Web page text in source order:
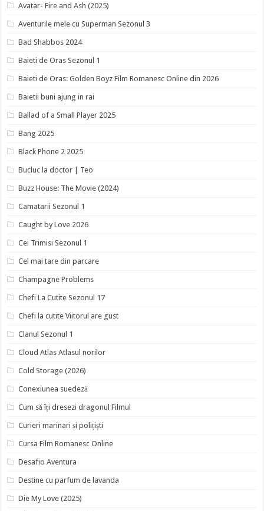
Avatar- Fire and Ash (2025)
Aventurile mele cu Superman Sezonul 3
Bad Shabbos 2024
Baieti de Oras Sezonul 1
Baieti de Oras: Golden Boyz Film Romanesc Online din 2026
Baietii buni ajung in rai
Ballad of a Small Player 2025
Bang 2025
Black Phone 2 2025
Bucluc la doctor | Teo
Buzz House: The Movie (2024)
Camatarii Sezonul 1
Caught by Love 2026
Cei Trimisi Sezonul 1
Cel mai tare din parcare
Champagne Problems
Chefi La Cutite Sezonul 17
Chefi la cutite Viitorul are gust
Clanul Sezonul 1
Cloud Atlas Atlasul norilor
Cold Storage (2026)
Conexiunea suedeză
Cum să îți dresezi dragonul Filmul
Curieri marinari și polițiști
Cursa Film Romanesc Online
Desafio Aventura
Destine cu parfum de lavanda
Die My Love (2025)